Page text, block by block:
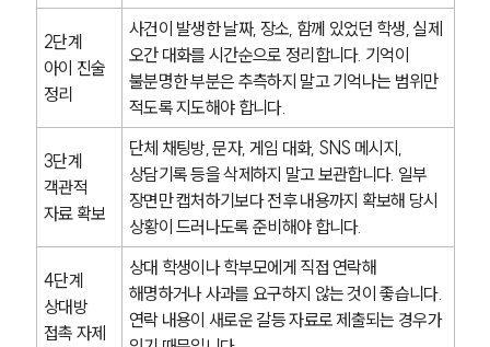
팀소개
팀소개
대륜의 강점
오시는 길
글로벌 파트너 로펌
고객의 소리
통합검색
AI대륜
업무사례
2단계
아이 진술
정리
사건이 발생한 날짜, 장소, 함께 있었던 학생, 실제
오간 대화를 시간순으로 정리합니다. 기억이
불분명한 부분은 추측하지 말고 기억나는 범위만
적도록 지도해야 합니다.
3단계
객관적
자료 확보
단체 채팅방, 문자, 게임 대화, SNS 메시지,
상담기록 등을 삭제하지 말고 보관합니다. 일부
장면만 캡처하기보다 전후 내용까지 확보해 당시
상황이 드러나도록 준비해야 합니다.
4단계
상대방
접촉 자제
상대 학생이나 학부모에게 직접 연락해
해명하거나 사과를 요구하지 않는 것이 좋습니다.
연락 내용이 새로운 갈등 자료로 제출되는 경우가